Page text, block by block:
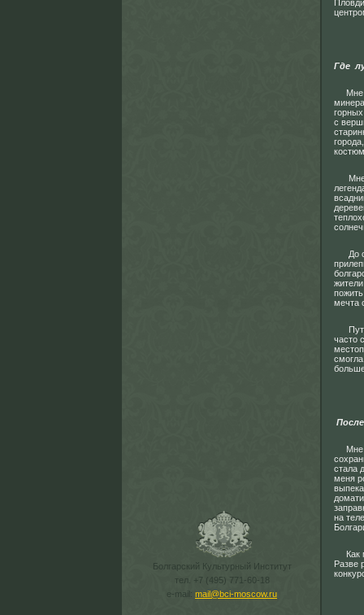
Болгарский Культурный Институт
тел. +7 (495) 771-60-18
e-mail: mail@bci-moscow.ru
Где
Мне
с
Мне
До
мечта
часто
Мне
стала
меня
на
Как
Разве